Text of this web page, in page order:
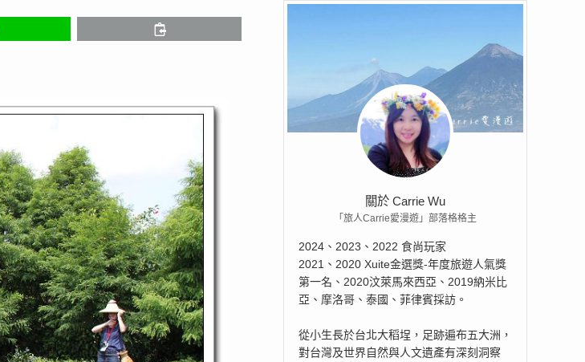
關於 Carrie Wu
「旅人Carrie愛漫遊」部落格格主
2024、2023、2022 食尚玩家
2021、2020 Xuite金選獎-年度旅遊人氣獎
第一名、2020汶萊馬來西亞、2019納米比
亞、摩洛哥、泰國、菲律賓採訪。
從小生長於台北大稻埕，足跡遍布五大洲，
對台灣及世界自然與人文遺產有深刻洞察